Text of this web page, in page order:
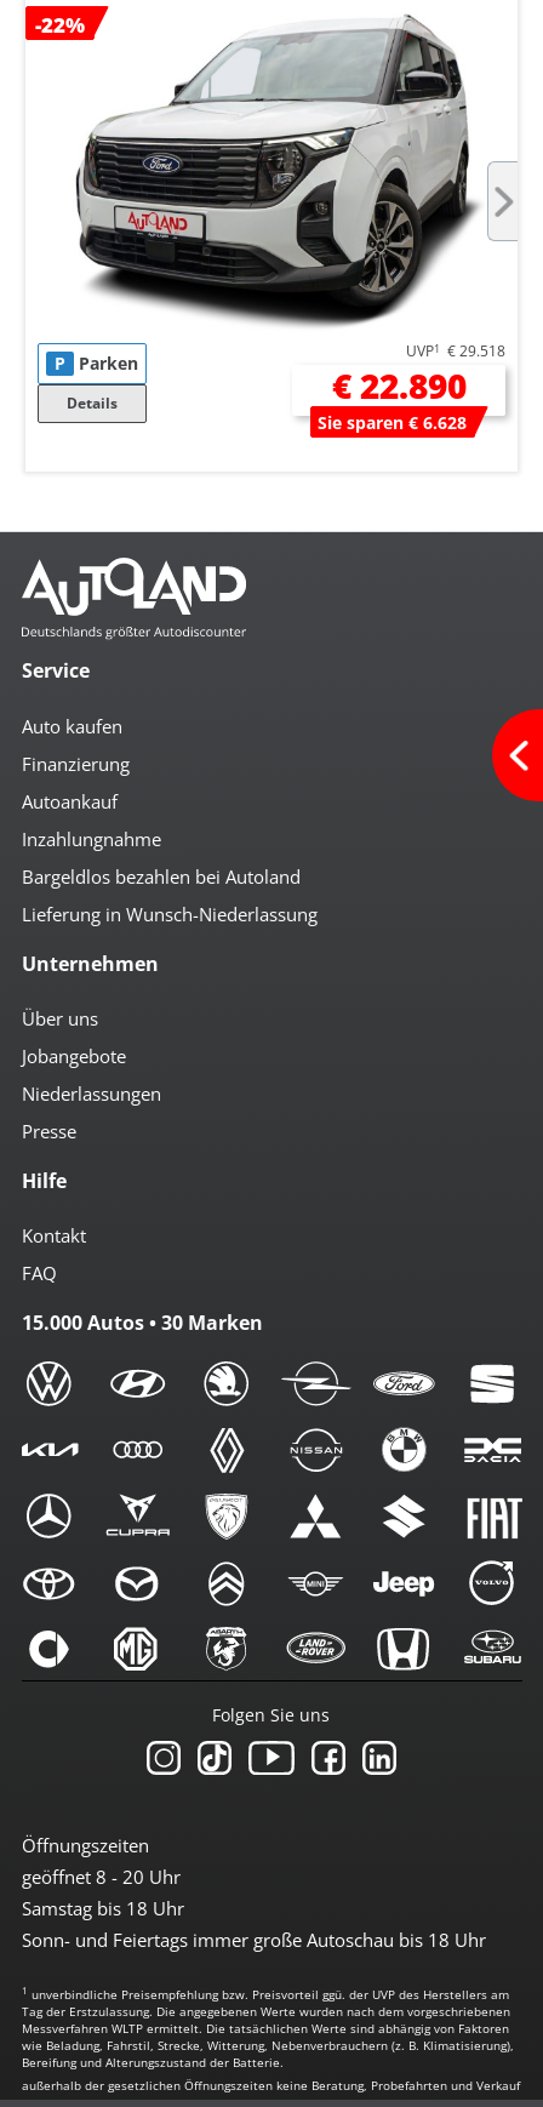
-22%
P Parken
Details
UVP1 € 29.518
€ 22.890
Sie sparen € 6.628
Service
Auto kaufen
Finanzierung
Autoankauf
Inzahlungnahme
Bargeldlos bezahlen bei Autoland
Lieferung in Wunsch-Niederlassung
Unternehmen
Über uns
Jobangebote
Niederlassungen
Presse
Hilfe
Kontakt
FAQ
15.000 Autos • 30 Marken
Öffnungszeiten
geöffnet 8 - 20 Uhr
Samstag bis 18 Uhr
Sonn- und Feiertags immer große Autoschau bis 18 Uhr
Folgen Sie uns
1 unverbindliche Preisempfehlung bzw. Preisvorteil ggü. der UVP des Herstellers am
Tag der Erstzulassung. Die angegebenen Werte wurden nach dem vorgeschriebenen
Messverfahren WLTP ermittelt. Die tatsächlichen Werte sind abhängig von Faktoren
wie Beladung, Fahrstil, Strecke, Witterung, Nebenverbrauchern (z. B. Klimatisierung),
Bereifung und Alterungszustand der Batterie.
außerhalb der gesetzlichen Öffnungszeiten keine Beratung, Probefahrten und Verkauf